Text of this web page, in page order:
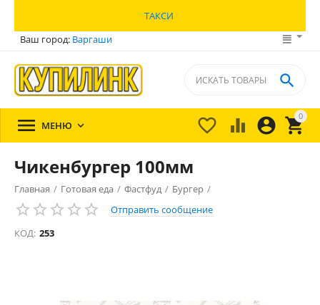
ТАКСИ
Ваш город: Варгаши
0


 

 МЕНЮ 
Чикенбургер 100мм
Главная / Готовая еда / Фастфуд / Бургер /
Отправить сообщение
КОД: 253